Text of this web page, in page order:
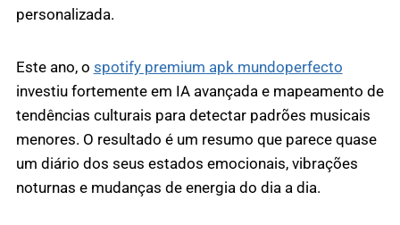
personalizada.
Este ano, o spotify premium apk mundoperfecto
investiu fortemente em IA avançada e mapeamento de
tendências culturais para detectar padrões musicais
menores. O resultado é um resumo que parece quase
um diário dos seus estados emocionais, vibrações
noturnas e mudanças de energia do dia a dia.